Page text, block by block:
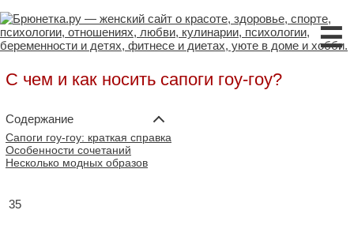
☰
С чем и как носить сапоги гоу-гоу?
Содержание
Сапоги гоу-гоу: краткая справка
Особенности сочетаний
Несколько модных образов
35